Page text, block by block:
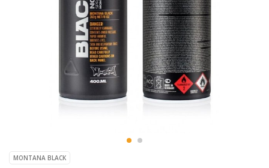
MONTANA BLACK